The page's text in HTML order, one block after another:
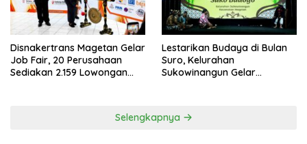
Disnakertrans Magetan Gelar
Job Fair, 20 Perusahaan
Sediakan 2.159 Lowongan
Lestarikan Budaya di Bulan
Suro, Kelurahan
Sukowinangun Gelar
Selengkapnya